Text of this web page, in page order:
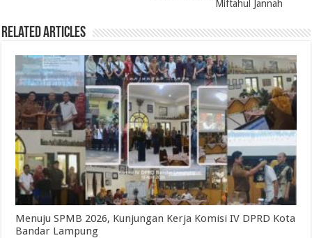
Miftahul Jannah
Related Articles
Menuju SPMB 2026, Kunjungan Kerja Komisi IV DPRD Kota
Bandar Lampung